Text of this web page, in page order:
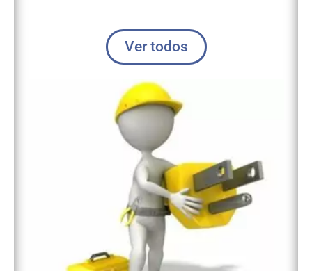
Ver todos